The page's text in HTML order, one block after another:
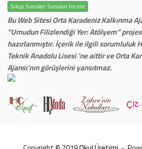
Sıkça Sorulan Soruları İncele
Bu Web Sitesi Orta Karadeniz Kalkınma
“Umudun Filizlendiği Yer: Atölyem”
hazırlanmıştır. İçerik ile ilgili sorumluluk
Teknik Anadolu Lisesi ‘ne aittir ve Orta
Ajansı’nın görüşlerini yansıtmaz.